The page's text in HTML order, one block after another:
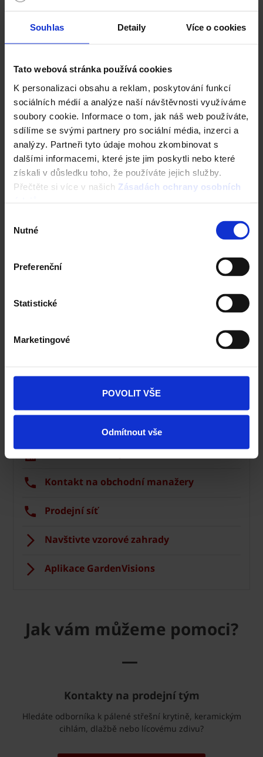
Souhlas Detaily Více o cookies
Tato webová stránka používá cookies
K personalizaci obsahu a reklam, poskytování funkcí
sociálních médií a analýze naší návštěvnosti využíváme
soubory cookie. Informace o tom, jak náš web používáte,
sdílíme se svými partnery pro sociální média, inzerci a
analýzy. Partneři tyto údaje mohou zkombinovat s
dalšími informacemi, které jste jim poskytli nebo které
získali v důsledku toho, že používáte jejich služby.
Přečtěte si více v našich Zásadách ochrany osobních
souhlasu
Nutné
Preferenční
Statistické
Marketingové
POVOLIT VŠE
Odmítnout vše
Fasáda Terca
Ceník Terca
Kalkulace fasády
Technická podpora
Dlažba Semmelrock
Kalkulace dlažby
Kontakt na obchodní manažery
Prodejní síť
Navštivte vzorové zahrady
Aplikace GardenVisions
Jak vám můžeme pomoci?
—
Kontakty na prodejní tým
Hledáte odborníka k pálené střešní krytině, keramickým
cihlám, dlažbě nebo lícovému zdivu?